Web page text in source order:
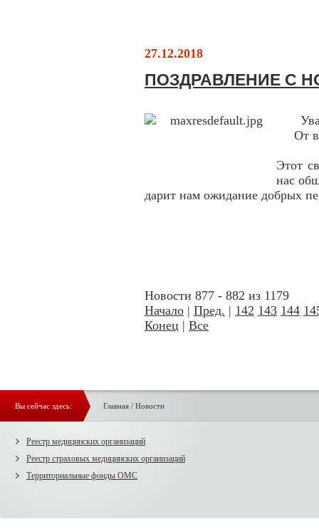
27.12.2018
ПОЗДРАВЛЕНИЕ С
От
Этот
нас
дарит нам ожидание добрых
Новости 877 - 882 из 1179
Начало | Пред. | 142 143 144
Конец | Все
Вы сейчас здесь: Главная/ Новости
Реестр медицинских организаций
Реестр страховых медицинских организаций
Территориальные фонды ОМС